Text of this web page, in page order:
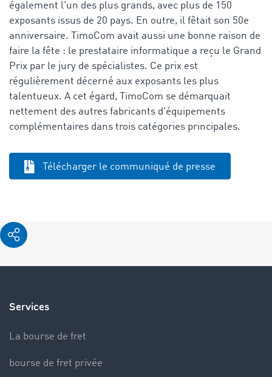
également l'un des plus grands, avec plus de 150
exposants issus de 20 pays. En outre, il fêtait son 50e
anniversaire. TimoCom avait aussi une bonne raison de
faire la fête : le prestataire informatique a reçu le Grand
Prix par le jury de spécialistes. Ce prix est
régulièrement décerné aux exposants les plus
talentueux. A cet égard, TimoCom se démarquait
nettement des autres fabricants d'équipements
complémentaires dans trois catégories principales.
Télécharger le communiqué de presse
Services
La bourse de fret
bourse de fret privée